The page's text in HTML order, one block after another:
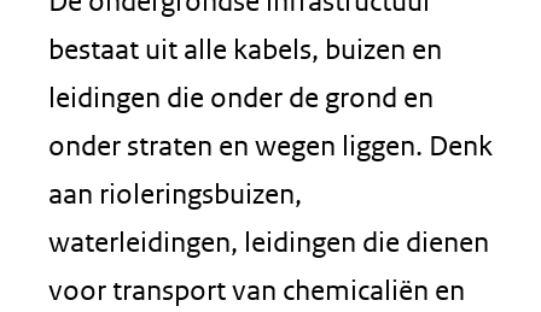
bestaat uit alle kabels, buizen en
leidingen die onder de grond en
onder straten en wegen liggen. Denk
aan rioleringsbuizen,
waterleidingen, leidingen die dienen
voor transport van chemicaliën en